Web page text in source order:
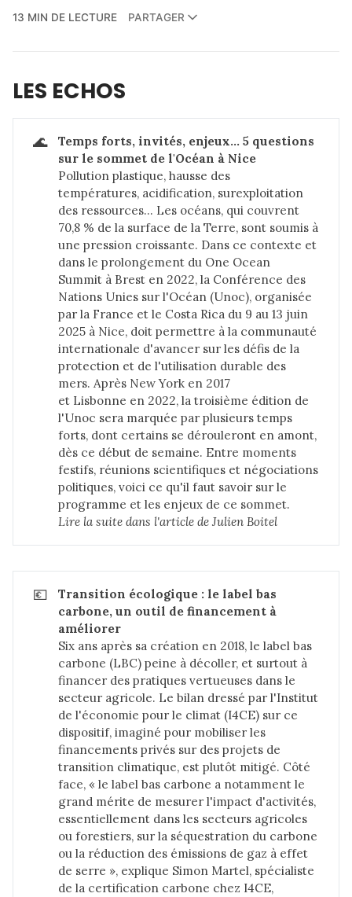
13 MIN DE LECTURE
PARTAGER
LES ECHOS
🌊
Temps forts, invités, enjeux… 5 questions
sur le sommet de l'Océan à Nice
Pollution plastique, hausse des
températures, acidification, surexploitation
des ressources… Les océans, qui couvrent
70,8 % de la surface de la Terre, sont soumis à
une pression croissante. Dans ce contexte et
dans le prolongement du One Ocean
Summit à Brest en 2022, la Conférence des
Nations Unies sur l'Océan (Unoc), organisée
par la France et le Costa Rica du 9 au 13 juin
2025 à Nice, doit permettre à la communauté
internationale d'avancer sur les défis de la
protection et de l'utilisation durable des
mers. Après New York en 2017
et Lisbonne en 2022, la troisième édition de
l'Unoc sera marquée par plusieurs temps
forts, dont certains se dérouleront en amont,
dès ce début de semaine. Entre moments
festifs, réunions scientifiques et négociations
politiques, voici ce qu'il faut savoir sur le
programme et les enjeux de ce sommet.
Lire la suite dans l'article de Julien Boitel
💶
Transition écologique : le label bas
carbone, un outil de financement à
améliorer
Six ans après sa création en 2018, le label bas
carbone (LBC) peine à décoller, et surtout à
financer des pratiques vertueuses dans le
secteur agricole. Le bilan dressé par l'Institut
de l'économie pour le climat (I4CE) sur ce
dispositif, imaginé pour mobiliser les
financements privés sur des projets de
transition climatique, est plutôt mitigé. Côté
face, « le label bas carbone a notamment le
grand mérite de mesurer l'impact d'activités,
essentiellement dans les secteurs agricoles
ou forestiers, sur la séquestration du carbone
ou la réduction des émissions de gaz à effet
de serre », explique Simon Martel, spécialiste
de la certification carbone chez I4CE,